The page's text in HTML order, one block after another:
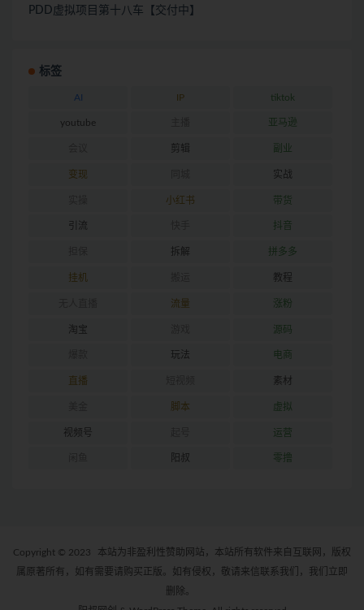
PDD虚拟项目第十八车【交付中】
标签
AI IP tiktok
youtube 亚马逊
剪辑 副业
变现 实战
小红书 带货
引流 抖音
拆解 拼多多
挂机 教程
流量 涨粉
淘宝 源码
玩法 电商
直播 素材
脚本 虚拟
视频号 运营
阳叔 零撸
Copyright © 2023
本站为非盈利性赞助网站，本站所有软件来自互联网，版权
属原著所有，如有需要请购买正版。如有侵权，敬请来信联系我们，我们立即
删除。